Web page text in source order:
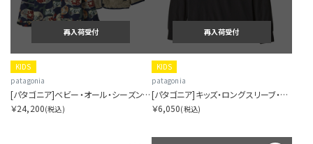
再入荷受付
KIDS
patagonia
[パタゴニア]ベビー・オール・シーズンズ・スリーインワン・ジャケット
￥24,200(税込)
再入荷受付
KIDS
patagonia
[パタゴニア]キッズ・ロングスリーブ・グラフィック・Tシャツ
￥6,050(税込)